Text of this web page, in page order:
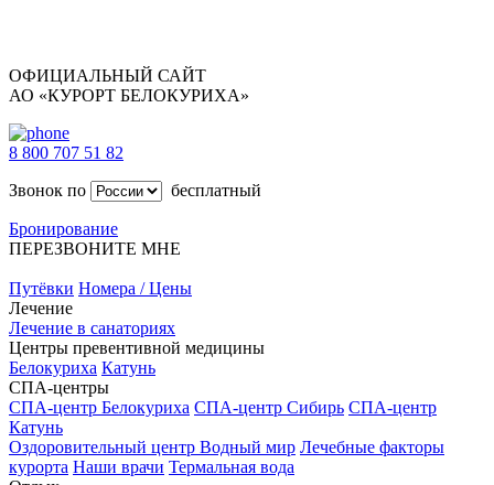
ОФИЦИАЛЬНЫЙ САЙТ
АО «КУРОРТ БЕЛОКУРИХА»
8 800 707 51 82
Звонок по
бесплатный
Бронирование
ПЕРЕЗВОНИТЕ МНЕ
Путёвки Номера / Цены
Лечение
Лечение в санаториях
Центры превентивной медицины
Белокуриха Катунь
СПА-центры
СПА-центр Белокуриха СПА-центр Сибирь СПА-центр
Катунь
Оздоровительный центр Водный мир Лечебные факторы
курорта Наши врачи Термальная вода